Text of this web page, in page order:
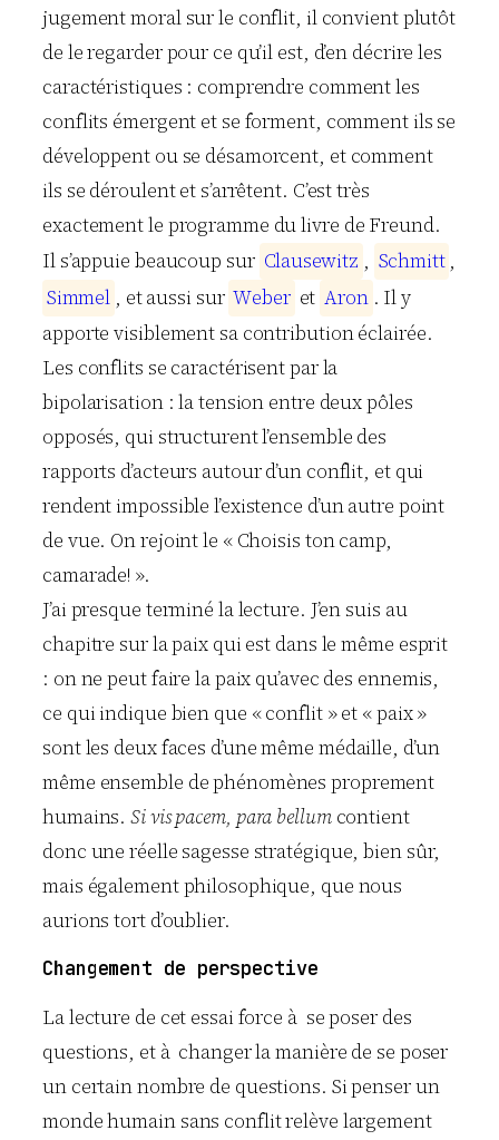
jugement moral sur le conflit, il convient plutôt
de le regarder pour ce qu’il est, d’en décrire les
caractéristiques : comprendre comment les
conflits émergent et se forment, comment ils se
développent ou se désamorcent, et comment
ils se déroulent et s’arrêtent. C’est très
exactement le programme du livre de Freund.
Il s’appuie beaucoup sur Clausewitz , Schmitt ,
Simmel , et aussi sur Weber et Aron . Il y
apporte visiblement sa contribution éclairée.
Les conflits se caractérisent par la
bipolarisation : la tension entre deux pôles
opposés, qui structurent l’ensemble des
rapports d’acteurs autour d’un conflit, et qui
rendent impossible l’existence d’un autre point
de vue. On rejoint le « Choisis ton camp,
camarade! ».
J’ai presque terminé la lecture. J’en suis au
chapitre sur la paix qui est dans le même esprit
: on ne peut faire la paix qu’avec des ennemis,
ce qui indique bien que « conflit » et « paix »
sont les deux faces d’une même médaille, d’un
même ensemble de phénomènes proprement
humains.Si vis pacem, para bellumcontient
donc une réelle sagesse stratégique, bien sûr,
mais également philosophique, que nous
aurions tort d’oublier.
Changement de perspective
La lecture de cet essai force à se poser des
questions, et à changer la manière de se poser
un certain nombre de questions. Si penser un
monde humain sans conflit relève largement